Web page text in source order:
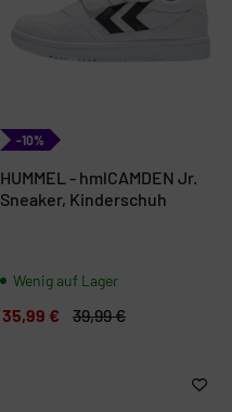
-10%
HUMMEL - hmlCAMDEN Jr.
Sneaker, Kinderschuh
Wenig auf Lager
35,99 € 39,99 €